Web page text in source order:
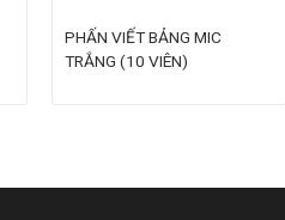
PHẤN VIẾT BẢNG MIC
TRẮNG (10 VIÊN)